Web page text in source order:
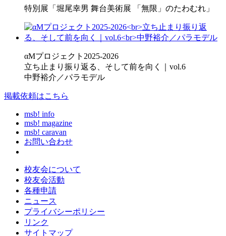
特別展「堀尾幸男 舞台美術展 「無限」のたわむれ」
αMプロジェクト2025-2026
立ち止まり振り返る、そして前を向く｜vol.6
中野裕介／パラモデル
掲載依頼はこちら
msb! info
msb! magazine
msb! caravan
お問い合わせ
校友会について
校友会活動
各種申請
ニュース
プライバシーポリシー
リンク
サイトマップ